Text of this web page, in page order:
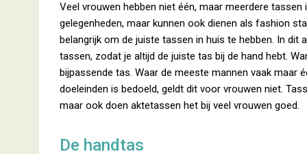
Veel vrouwen hebben niet één, maar meerdere
gelegenheden, maar kunnen ook dienen als fashion
belangrijk om de juiste tassen in huis te hebben. In dit
tassen, zodat je altijd de juiste tas bij de hand hebt.
bijpassende tas. Waar de meeste mannen vaak maar
doeleinden is bedoeld, geldt dit voor vrouwen niet.
maar ook doen aktetassen het bij veel vrouwen goed.
De handtas